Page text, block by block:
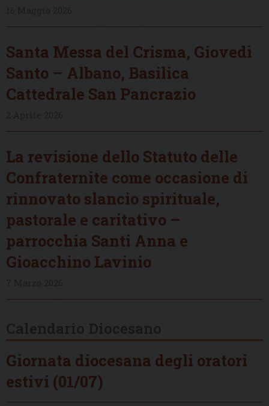
Santa Messa del Crisma, Giovedì
Santo – Albano, Basilica
Cattedrale San Pancrazio
La revisione dello Statuto delle
Confraternite come occasione di
rinnovato slancio spirituale,
pastorale e caritativo –
parrocchia Santi Anna e
Gioacchino Lavinio
Giornata diocesana degli oratori
estivi (01/07)